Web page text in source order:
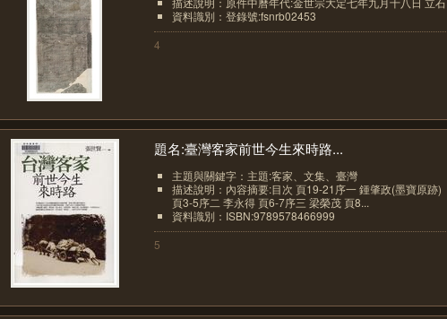
資料識別：登錄號:fsnrb02453
4
題名:臺灣客家前世今生來時路...
主題與關鍵字：主題:客家、文集、臺灣
描述說明：內容摘要:目次 頁19-21序一 鍾肇政(墨寶原跡)
頁3-5序二 李永得 頁6-7序三 梁榮茂 頁8...
資料識別：ISBN:9789578466999
5